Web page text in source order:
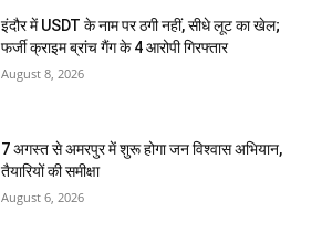
इंदौर में USDT के नाम पर ठगी नहीं, सीधे लूट का खेल;
फर्जी क्राइम ब्रांच गैंग के 4 आरोपी गिरफ्तार
August 8, 2026
7 अगस्त से अमरपुर में शुरू होगा जन विश्वास अभियान,
तैयारियों की समीक्षा
August 6, 2026